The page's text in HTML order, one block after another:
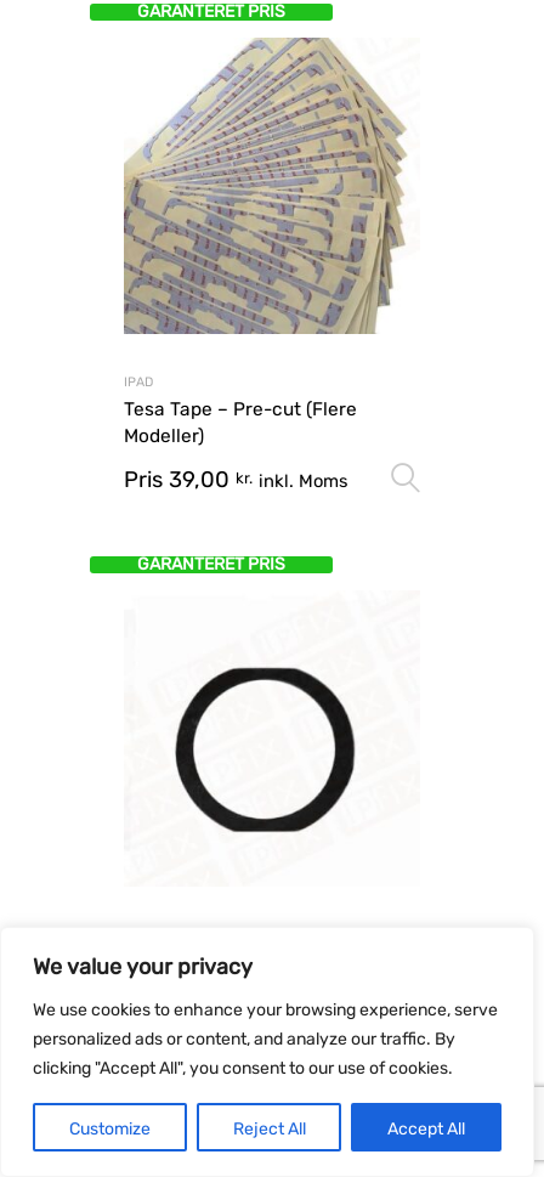
We value your privacy
We use cookies to enhance your browsing experience, serve
personalized ads or content, and analyze our traffic. By
clicking "Accept All", you consent to our use of cookies.
Customize Reject All Accept All
GARANTERET PRIS
IPAD
Tesa Tape – Pre-cut (Flere
Modeller)
Pris 39,00 kr. inkl. Moms
GARANTERET PRIS
iPad – Homeknap Afstandsring
Pris15,00kr. inkl. Moms Tilføj til